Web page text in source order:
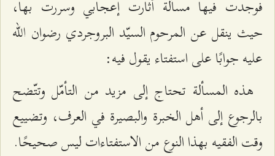
فوجدت فيها مسألة أثارت إعجابي وسررت بها،
حيث ينقل عن المرحوم السيّد البروجردي رضوان الله
عليه جوابًا على استفتاء يقول فيه:
هذه المسألة تحتاج إلى مزيد من التأمّل وتتّضح
بالرجوع إلى أهل الخبرة والبصيرة في العرف، وتضييع
وقت الفقيه بهذا النوع من الاستفتاءات ليس صحيحًا.